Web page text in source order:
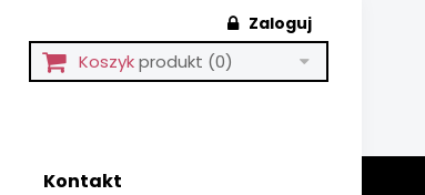
Zaloguj
Koszykprodukt (0)
Kontakt